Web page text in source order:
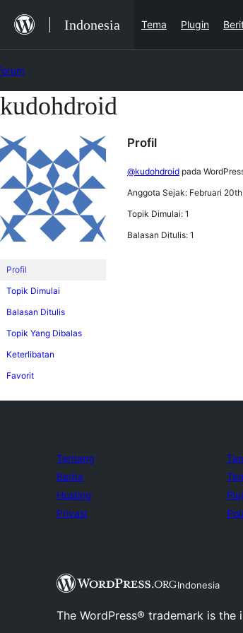
konten
Indonesia Tema Plugin
Lewati
konten
kudohdroid
Profil
Topik Dimulai
Balasan Ditulis
Topik Yang Dibalas
Keterlibatan
Favorit
Profil
@kudohdroid pada
Anggota Sejak: Februari
Topik Dimulai: 1
Balasan Ditulis: 1
Tentang
Berita
Hosting
Privasi
Indonesia
The WordPress® trademark is